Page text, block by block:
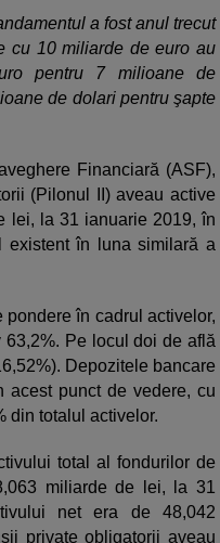
a fost anul trecut
cu 10 miliarde de euro au
pentru 7 milioane de
de dolari pentru şapte
Financiară (ASF),
(Pilonul II) aveau active
lei, la 31 ianuarie 2019, în
existent în luna similară a
în cadrul activelor,
Pe locul doi de află
Depozitele bancare
punct de vedere, cu
din totalul activelor.
total al fondurilor de
miliarde de lei, la 31
net era de 48,042
private obligatorii aveau